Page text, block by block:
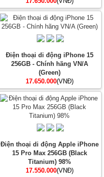
Điện thoại di động iPhone 15
256GB - Chính hãng VN/A
(Green)
17.650.000(VNĐ)
Điện thoại di động Apple iPhone
15 Pro Max 256GB (Black
Titanium) 98%
17.550.000(VNĐ)